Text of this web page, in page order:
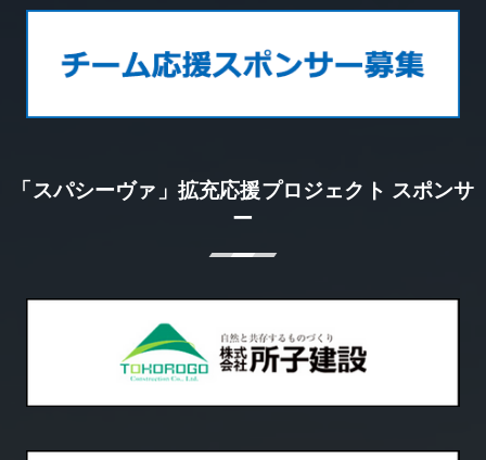
「スパシーヴァ」拡充応援プロジェクト スポンサ
ー